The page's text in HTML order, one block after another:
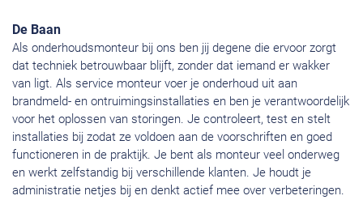
De Baan
Als onderhoudsmonteur bij ons ben jij degene die ervoor zorgt
dat techniek betrouwbaar blijft, zonder dat iemand er wakker
van ligt. Als service monteur voer je onderhoud uit aan
brandmeld- en ontruimingsinstallaties en ben je verantwoordelijk
voor het oplossen van storingen. Je controleert, test en stelt
installaties bij zodat ze voldoen aan de voorschriften en goed
functioneren in de praktijk. Je bent als monteur veel onderweg
en werkt zelfstandig bij verschillende klanten. Je houdt je
administratie netjes bij en denkt actief mee over verbeteringen.